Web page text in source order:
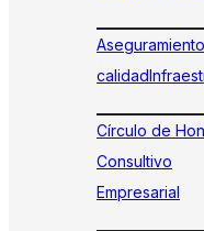
calidad
Círculo de
Consultivo
Empresarial